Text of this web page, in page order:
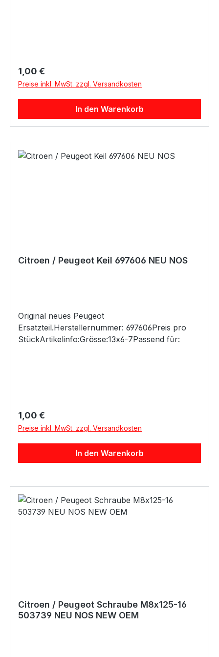
Regulärer Preis:
1,00 €
Preise inkl. MwSt. zzgl. Versandkosten
In den Warenkorb
Citroen / Peugeot Keil 697606 NEU NOS
Original neues Peugeot
Ersatzteil.Herstellernummer: 697606Preis pro
StückArtikelinfo:Grösse:13x6-7Passend für:
Regulärer Preis:
1,00 €
Preise inkl. MwSt. zzgl. Versandkosten
In den Warenkorb
Citroen / Peugeot Schraube M8x125-16
503739 NEU NOS NEW OEM